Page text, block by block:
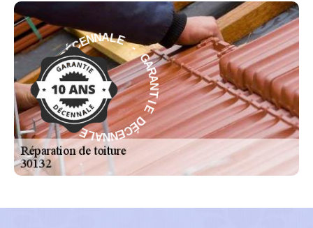
G
A
R
A
N
T
I
E
D
É
C
E
N
NALE - GAR
A
N
T
I
E
D
É
C
E
N
N
A
L
E
-